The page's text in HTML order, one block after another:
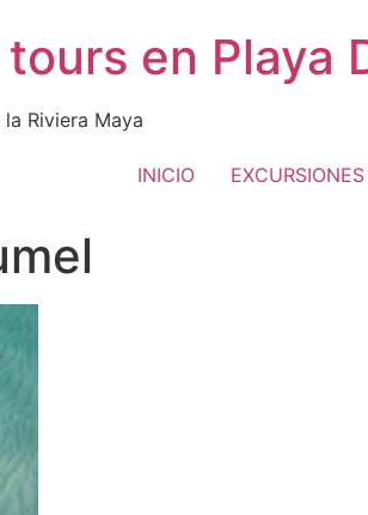
en Playa
Riviera Maya
INICIO EXCURSIONES